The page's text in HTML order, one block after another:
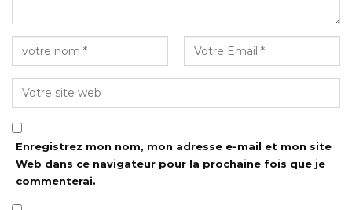
Enregistrez mon nom, mon adresse e-mail et mon site
Web dans ce navigateur pour la prochaine fois que je
commenterai.